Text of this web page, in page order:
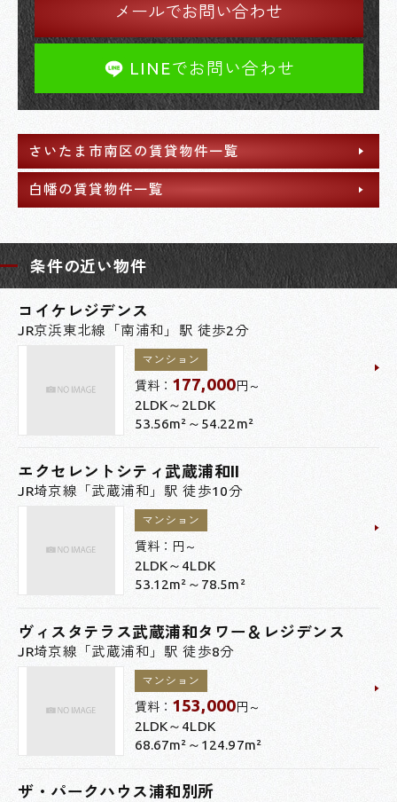
メールでお問い合わせ
LINEでお問い合わせ
さいたま市南区の賃貸物件一覧
白幡の賃貸物件一覧
条件の近い物件
コイケレジデンス
JR京浜東北線「南浦和」駅 徒歩2分
マンション
賃料： 177,000円～
2LDK～2LDK
53.56m²～54.22m²
エクセレントシティ武蔵浦和II
JR埼京線「武蔵浦和」駅 徒歩10分
マンション
賃料： 円～
2LDK～4LDK
53.12m²～78.5m²
ヴィスタテラス武蔵浦和タワー＆レジデンス
JR埼京線「武蔵浦和」駅 徒歩8分
マンション
賃料： 153,000円～
2LDK～4LDK
68.67m²～124.97m²
ザ・パークハウス浦和別所